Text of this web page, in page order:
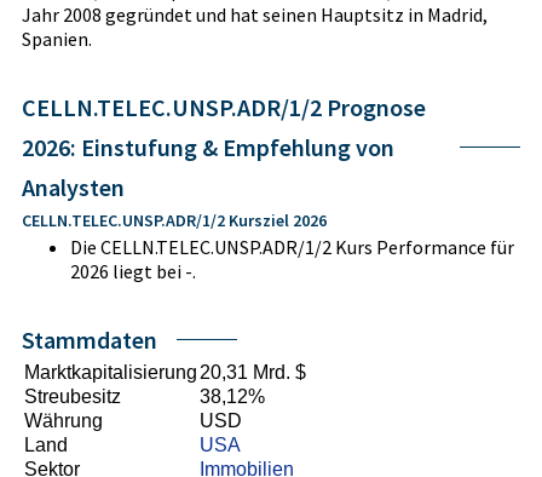
Jahr 2008 gegründet und hat seinen Hauptsitz in Madrid,
Spanien.
CELLN.TELEC.UNSP.ADR/1/2 Prognose
2026: Einstufung & Empfehlung von
Analysten
CELLN.TELEC.UNSP.ADR/1/2 Kursziel 2026
Die CELLN.TELEC.UNSP.ADR/1/2 Kurs Performance für
2026 liegt bei -.
Stammdaten
Marktkapitalisierung 20,31 Mrd. $
Streubesitz
38,12%
Währung
USD
Land
USA
Sektor
Immobilien